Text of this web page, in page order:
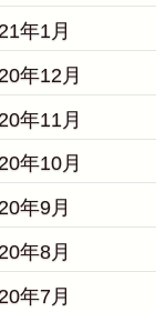
年1月
年12月
年11月
年10月
年9月
年8月
年7月